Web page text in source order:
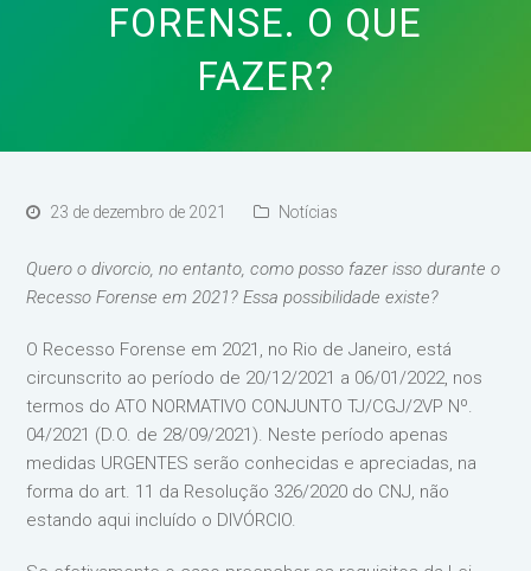
FORENSE. O QUE
FAZER?
23 de dezembro de 2021 Notícias
Quero o divorcio, no entanto, como posso fazer isso durante o
Recesso Forense em 2021? Essa possibilidade existe?
O Recesso Forense em 2021, no Rio de Janeiro, está
circunscrito ao período de 20/12/2021 a 06/01/2022, nos
termos do ATO NORMATIVO CONJUNTO TJ/CGJ/2VP Nº.
04/2021 (D.O. de 28/09/2021). Neste período apenas
medidas URGENTES serão conhecidas e apreciadas, na
forma do art. 11 da Resolução 326/2020 do CNJ, não
estando aqui incluído o DIVÓRCIO.